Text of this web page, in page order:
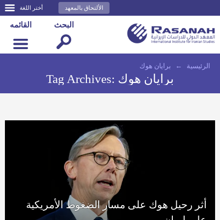
أختر اللغة الألتحاق بالمعهد
القائمه البحث
الرئيسية ← برايان هوك
Tag Archives: برايان هوك
أثر رحيل هوك على مسار الضغوط الأمريكية